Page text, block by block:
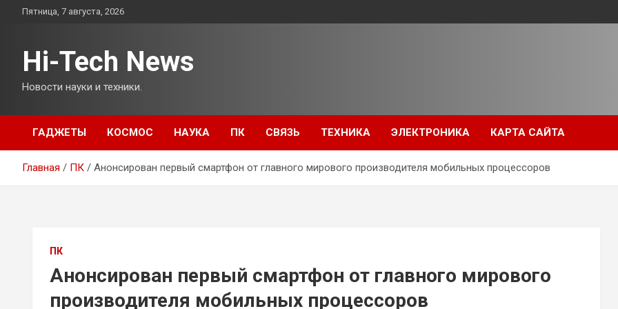
ПерейтиПятница, 7 августа, 2026
Hi-Tech News
Новости науки и техники.
ГАДЖЕТЫ КОСМОС НАУКА ПК СВЯЗЬ ТЕХНИКА ЭЛЕКТРОНИКА КАРТА САЙТА
Главная ПК Анонсирован первый смартфон от главного мирового производителя мобильных процессоров
ПК
Анонсирован первый смартфон от главного мирового
производителя мобильных процессоров